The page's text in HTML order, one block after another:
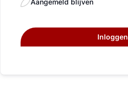
Aangemeld blijven
Inloggen